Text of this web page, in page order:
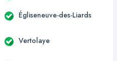
Égliseneuve-des-Liards
Vertolaye